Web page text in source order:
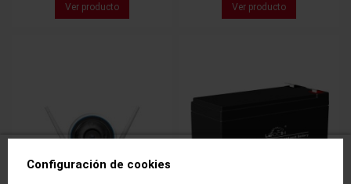
Configuración de cookies
Ver producto Ver producto